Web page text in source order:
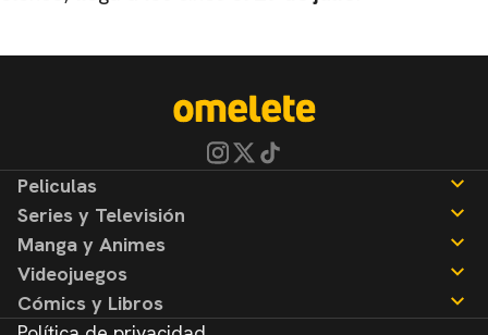
Peliculas
Reseñas
Series y Televisión
Noticias
Reseñas
Manga y Animes
Noticias
Reseñas
Videojuegos
Noticias
Cómics y Libros